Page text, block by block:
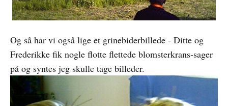
Og så har vi også lige et grinebiderbillede - Ditte og
Frederikke fik nogle flotte flettede blomsterkrans-sager
på og syntes jeg skulle tage billeder.